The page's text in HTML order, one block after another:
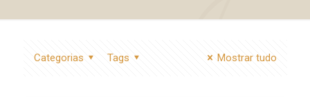
Categorias Tags Mostrar tudo